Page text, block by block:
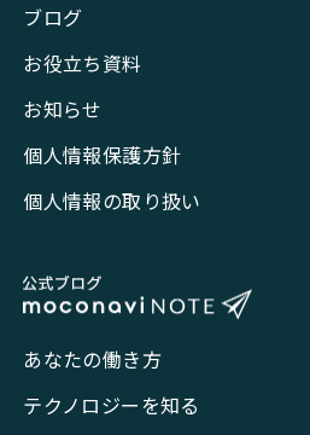
ブログ
お役立ち資料
お知らせ
個人情報保護方針
個人情報の取り扱い
あなたの働き方
テクノロジーを知る